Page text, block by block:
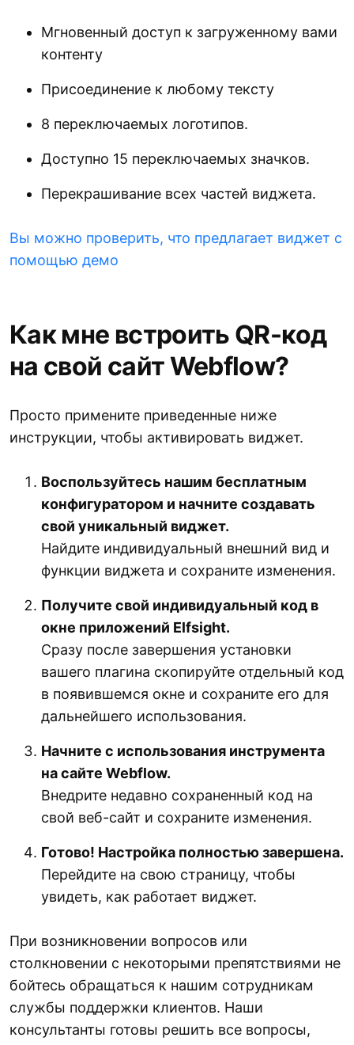
Мгновенный доступ к загруженному вами
контенту
Присоединение к любому тексту
8 переключаемых логотипов.
Доступно 15 переключаемых значков.
Перекрашивание всех частей виджета.
Вы можно проверить, что предлагает виджет с
помощью демо
Как мне встроить QR-код
на свой сайт Webflow?
Просто примените приведенные ниже
инструкции, чтобы активировать виджет.
Воспользуйтесь нашим бесплатным
конфигуратором и начните создавать
свой уникальный виджет.
Найдите индивидуальный внешний вид и
функции виджета и сохраните изменения.
Получите свой индивидуальный код в
окне приложений Elfsight.
Сразу после завершения установки
вашего плагина скопируйте отдельный код
в появившемся окне и сохраните его для
дальнейшего использования.
Начните с использования инструмента
на сайте Webflow.
Внедрите недавно сохраненный код на
свой веб-сайт и сохраните изменения.
Готово! Настройка полностью завершена.
Перейдите на свою страницу, чтобы
увидеть, как работает виджет.
При возникновении вопросов или
столкновении с некоторыми препятствиями не
бойтесь обращаться к нашим сотрудникам
службы поддержки клиентов. Наши
консультанты готовы решить все вопросы,